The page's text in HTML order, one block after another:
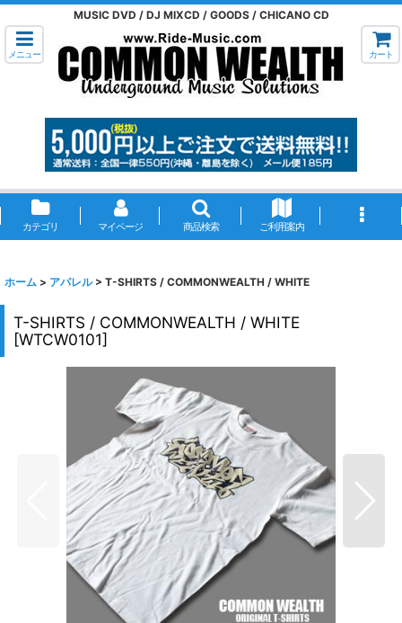
MUSIC DVD / DJ MIXCD / GOODS / CHICANO CD
メニュー カート
カテゴリ マイページ 商品検索 ご利用案内
ホーム > アパレル > T-SHIRTS / COMMONWEALTH / WHITE
T-SHIRTS / COMMONWEALTH / WHITE
[WTCW0101]